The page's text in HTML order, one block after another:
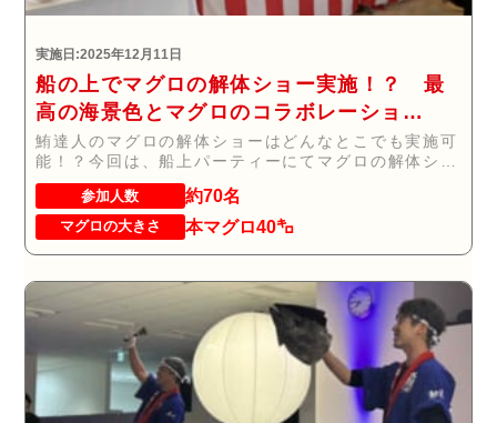
実施日:2025年12月11日
船の上でマグロの解体ショー実施！？ 最
高の海景色とマグロのコラボレーショ
ン！！！
鮪達人のマグロの解体ショーはどんなとこでも実施可
能！？今回は、船上パーティーにてマグロの解体ショ
ー(...
参加人数 約70名
マグロの大きさ 本マグロ40㌔